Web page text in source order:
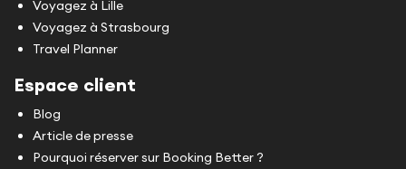
Voyagez à Lille
Voyagez à Strasbourg
Travel Planner
Espace client
Blog
Article de presse
Pourquoi réserver sur Booking Better ?